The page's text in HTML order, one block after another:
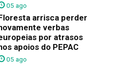
05 ago
arrisca perder
verbas
por atrasos
apoios do PEPAC
05 ago